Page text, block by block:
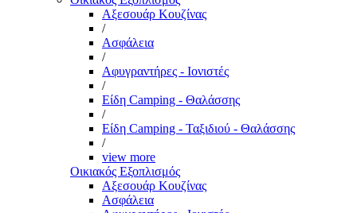
Αξεσουάρ Κουζίνας
/
Ασφάλεια
/
Αφυγραντήρες - Ιονιστές
/
Είδη Camping - Θαλάσσης
/
Είδη Camping - Ταξιδιού - Θαλάσσης
/
view more
Οικιακός Εξοπλισμός
Αξεσουάρ Κουζίνας
Ασφάλεια